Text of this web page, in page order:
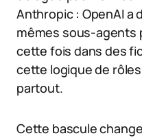
Anthropic : OpenAI a
mêmes sous-agents
cette fois dans des
cette logique de
partout.
Cette bascule